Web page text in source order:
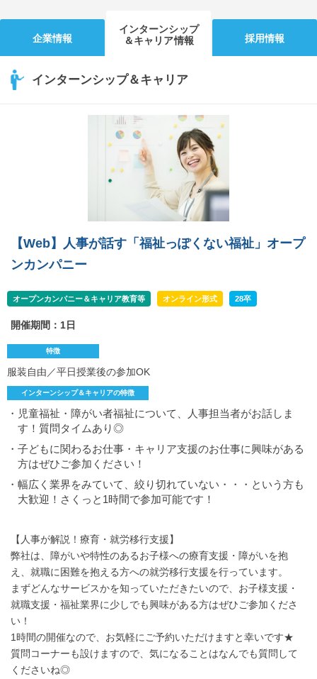
企業情報
インターンシップ
＆キャリア情報
採用情報
インターンシップ＆キャリア
【Web】人事が話す「福祉っぽくない福祉」オープ
ンカンパニー
オープンカンパニー＆キャリア教育等 オンライン形式 28卒
開催期間：1日
特徴
服装自由／平日授業後の参加OK
インターンシップ＆キャリアの特徴
・児童福祉・障がい者福祉について、人事担当者がお話しま
す！質問タイムあり◎
・子どもに関わるお仕事・キャリア支援のお仕事に興味がある
方はぜひご参加ください！
・幅広く業界をみていて、絞り切れていない・・・という方も
大歓迎！さくっと1時間で参加可能です！
【人事が解説！療育・就労移行支援】
弊社は、障がいや特性のあるお子様への療育支援・障がいを抱
え、就職に困難を抱える方への就労移行支援を行っています。
まずどんなサービスかを知っていただきたいので、お子様支援・
就職支援・福祉業界に少しでも興味がある方はぜひご参加くださ
い！
1時間の開催なので、お気軽にご予約いただけますと幸いです★
質問コーナーも設けますので、気になることはなんでも質問して
くださいね◎